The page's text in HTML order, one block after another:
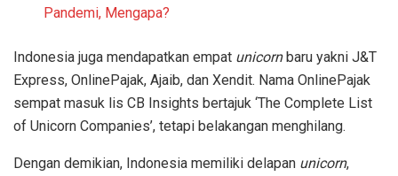
Pandemi, Mengapa?
Indonesia juga mendapatkan empat unicornbaru yakni J&T
Express, OnlinePajak, Ajaib, dan Xendit. Nama OnlinePajak
sempat masuk lis CB Insights bertajuk ‘The Complete List
of Unicorn Companies’, tetapi belakangan menghilang.
Dengan demikian, Indonesia memiliki delapan unicorn,